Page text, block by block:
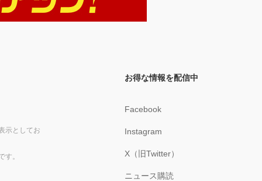
示としてお
す。
お得な情報を配信中
Facebook
Instagram
X（旧Twitter）
ニュース購読